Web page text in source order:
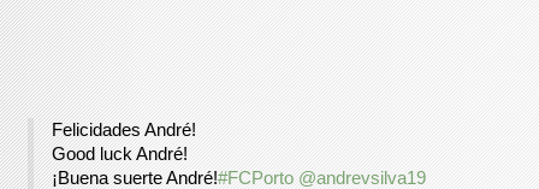
Felicidades André!
Good luck André!
¡Buena suerte André!#FCPorto @andrevsilva19